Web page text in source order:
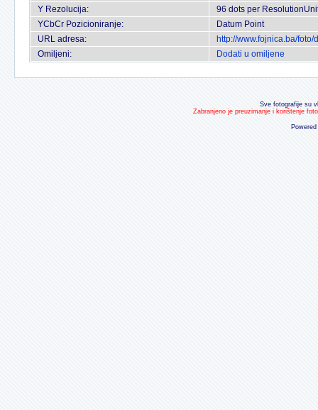
Y Rezolucija:
96 dots per
YCbCr Pozicioniranje:
Datum Point
URL adresa:
http://www.fojnica.ba/
Omiljeni:
Dodati u omiljene
Sve fotografije su
Zabranjeno je preuzimanje i korištenje